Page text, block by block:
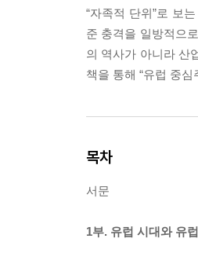
“자족적 단위”로 보
준 충격을 일방적으
의 역사가 아니라 산
책을 통해 “유럽 중
목차
서문
1부. 유럽 시대와 유